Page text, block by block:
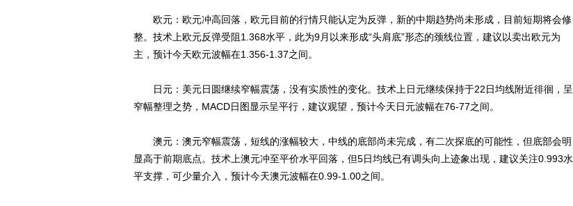
欧元：欧元冲高回落，欧元目前的行情只能认定为反弹，新的中期趋势尚未形成，目前短期将会修
整。技术上欧元反弹受阻1.368水平，此为9月以来形成“头肩底”形态的颈线位置，建议以卖出欧元为
主，预计今天欧元波幅在1.356-1.37之间。
日元：美元日圆继续窄幅震荡，没有实质性的变化。技术上日元继续保持于22日均线附近徘徊，呈
窄幅整理之势，MACD日图显示呈平行，建议观望，预计今天日元波幅在76-77之间。
澳元：澳元窄幅震荡，短线的涨幅较大，中线的底部尚未完成，有二次探底的可能性，但底部会明
显高于前期底点。技术上澳元冲至平价水平回落，但5日均线已有调头向上迹象出现，建议关注0.993水
平支撑，可少量介入，预计今天澳元波幅在0.99-1.00之间。